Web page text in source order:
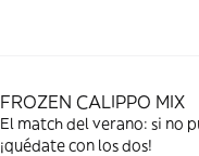
FROZEN CALIPPO MIX
El match del verano: si no
¡quédate con los dos!